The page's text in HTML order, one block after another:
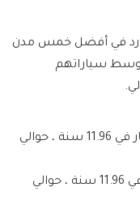
في أفضل خمس مدن
​​سياراتهم
نورويتش لديها أعلى متوسط ​​عمر سيار في 11.96 سنة ، حوالي